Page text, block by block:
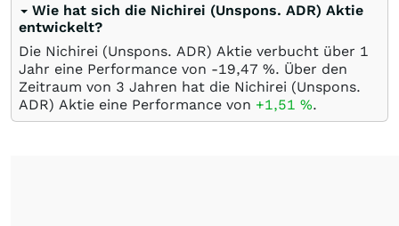
Wie hat sich die Nichirei (Unspons. ADR) Aktie
entwickelt?
Die Nichirei (Unspons. ADR) Aktie verbucht über 1
Jahr eine Performance von -19,47 %. Über den
Zeitraum von 3 Jahren hat die Nichirei (Unspons.
ADR) Aktie eine Performance von +1,51 %.